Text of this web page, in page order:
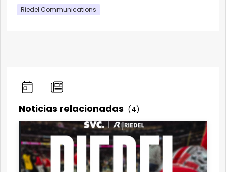
Riedel Communications
Noticias relacionadas (4)